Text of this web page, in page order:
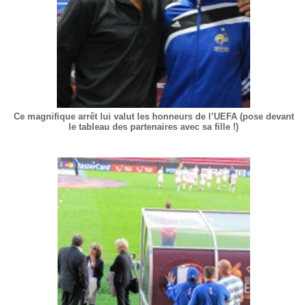
Ce magnifique arrêt lui valut les honneurs de l’UEFA (pose devant
le tableau des partenaires avec sa fille !)